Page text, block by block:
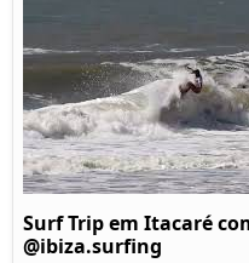
Surf Trip em Itacaré
@ibiza.surfing